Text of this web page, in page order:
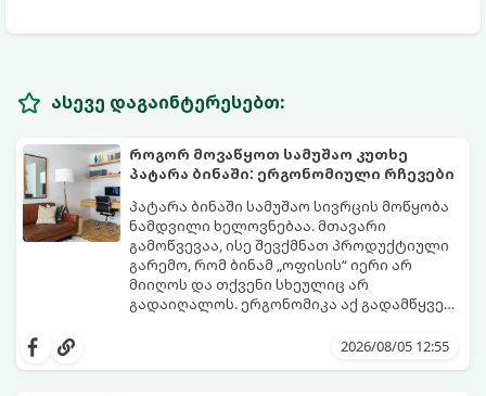
ასევე დაგაინტერესებთ:
როგორ მოვაწყოთ სამუშაო კუთხე
პატარა ბინაში: ერგონომიული რჩევები
პატარა ბინაში სამუშაო სივრცის მოწყობა
ნამდვილი ხელოვნებაა. მთავარი
გამოწვევაა, ისე შევქმნათ პროდუქტიული
გარემო, რომ ბინამ „ოფისის“ იერი არ
მიიღოს და თქვენი სხეულიც არ
გადაიღალოს. ერგონომიკა აქ გადამწყვეტ
2026/08/05 12:55